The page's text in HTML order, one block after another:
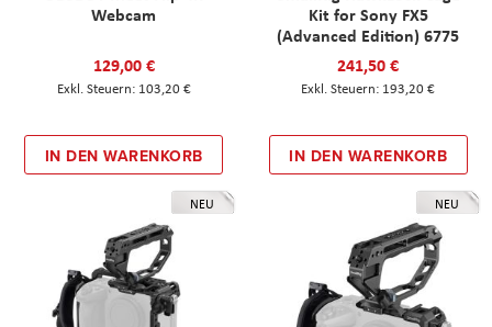
Webcam
129,00 €
103,20 €
IN DEN WARENKORB
Kit for Sony FX5
(Advanced Edition) 6775
241,50 €
193,20 €
IN DEN WARENKORB
NEU NEU